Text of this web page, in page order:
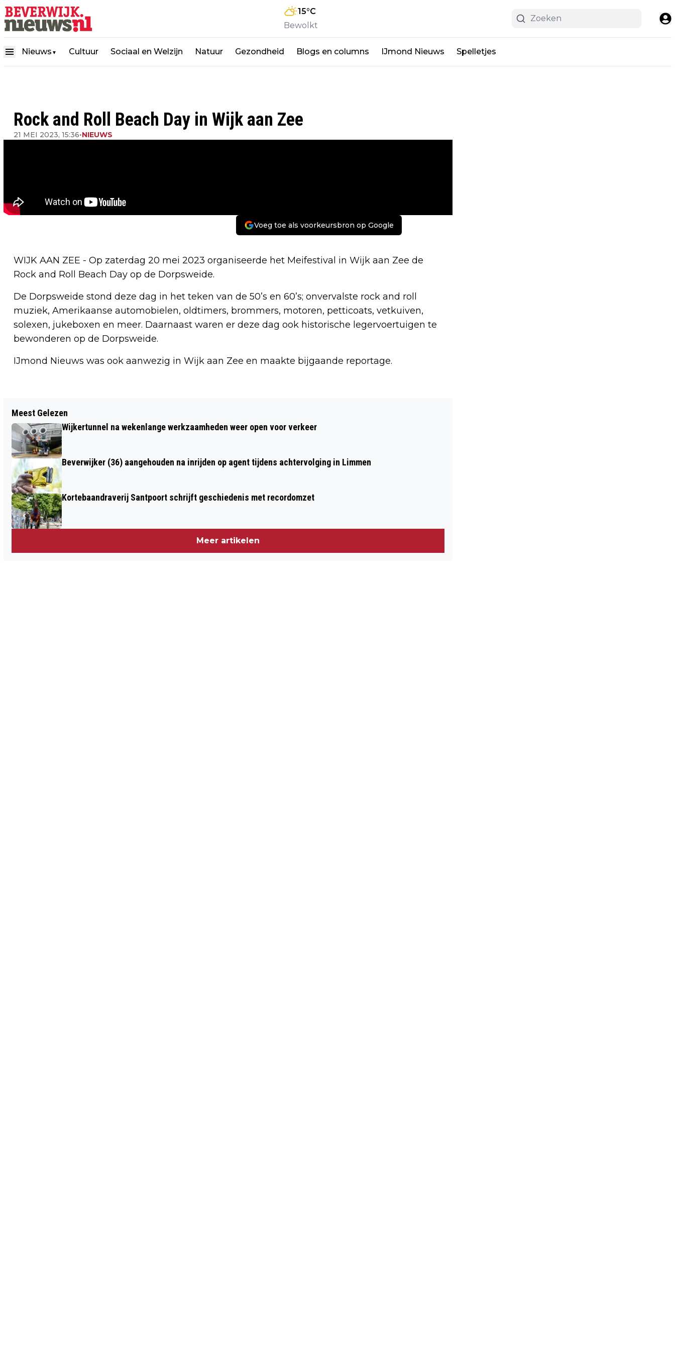
15°C
Bewolkt
Nieuws ▼ Cultuur Sociaal en Welzijn Natuur Gezondheid Blogs en columns IJmond Nieuws Spelletjes
Rock and Roll Beach Day in Wijk aan Zee
21 MEI 2023, 15:36•NIEUWS
Voeg toe als voorkeursbron op Google
WIJK AAN ZEE - Op zaterdag 20 mei 2023 organiseerde het Meifestival in Wijk aan Zee de
Rock and Roll Beach Day op de Dorpsweide.
De Dorpsweide stond deze dag in het teken van de 50’s en 60’s; onvervalste rock and roll
muziek, Amerikaanse automobielen, oldtimers, brommers, motoren, petticoats, vetkuiven,
solexen, jukeboxen en meer. Daarnaast waren er deze dag ook historische legervoertuigen te
bewonderen op de Dorpsweide.
IJmond Nieuws was ook aanwezig in Wijk aan Zee en maakte bijgaande reportage.
BRAND BLOOMINGDALE OOK TRAGEDIE
VOOR BUREN; NOG ONVERZEKERDE
TRAMPOLINES TRAMPOLINEPARK
VERWOEST
INITIATIEFNEMER VAN DE
Meest Gelezen
Wijkertunnel na wekenlange werkzaamheden weer open voor verkeer
Beverwijker (36) aangehouden na inrijden op agent tijdens achtervolging in Limmen
Kortebaandraverij Santpoort schrijft geschiedenis met recordomzet
Meer artikelen